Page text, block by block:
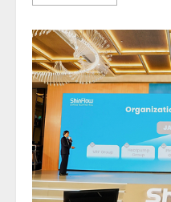
XAUUSD247
で
24
時
間
365
取
引
を
開
始